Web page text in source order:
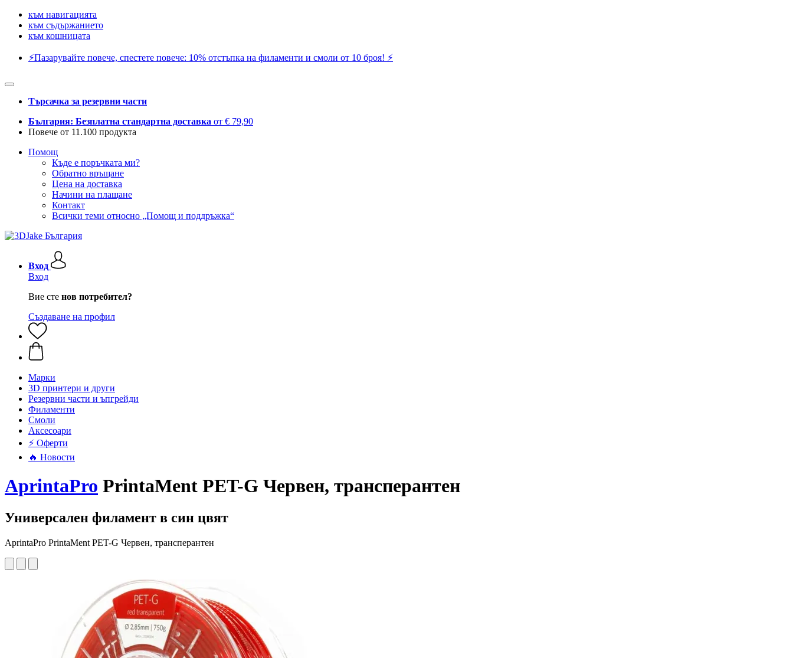
към навигацията
към съдържанието
към кошницата
⚡️Пазарувайте повече, спестете повече: 10% отстъпка на филаменти и смоли от 10 броя! ⚡️
Търсачка за резервни части
България: Безплатна стандартна доставка от € 79,90
Повече от 11.100 продукта
Помощ
Къде е поръчката ми?
Обратно връщане
Цена на доставка
Начини на плащане
Контакт
Всички теми относно „Помощ и поддръжка“
Вход
Вход
Вие сте нов потребител?
Създаване на профил
Mарки
3D принтери и други
Резервни части и ъпгрейди
Филаменти
Смоли
Аксесоари
⚡ Оферти
🔥 Новости
AprintaPro PrintaMent PET-G Червен, трансперантен
Универсален филамент в син цвят
AprintaPro PrintaMent PET-G Червен, трансперантен